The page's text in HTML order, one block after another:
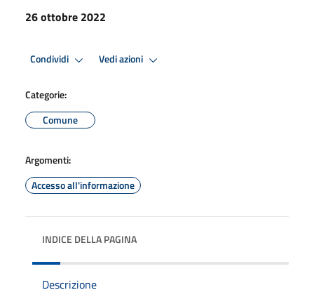
26 ottobre 2022
Condividi Vedi azioni
Categorie:
Comune
Argomenti:
Accesso all'informazione
INDICE DELLA PAGINA
Descrizione